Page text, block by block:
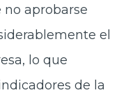
no aprobarse
el
lo que
de la